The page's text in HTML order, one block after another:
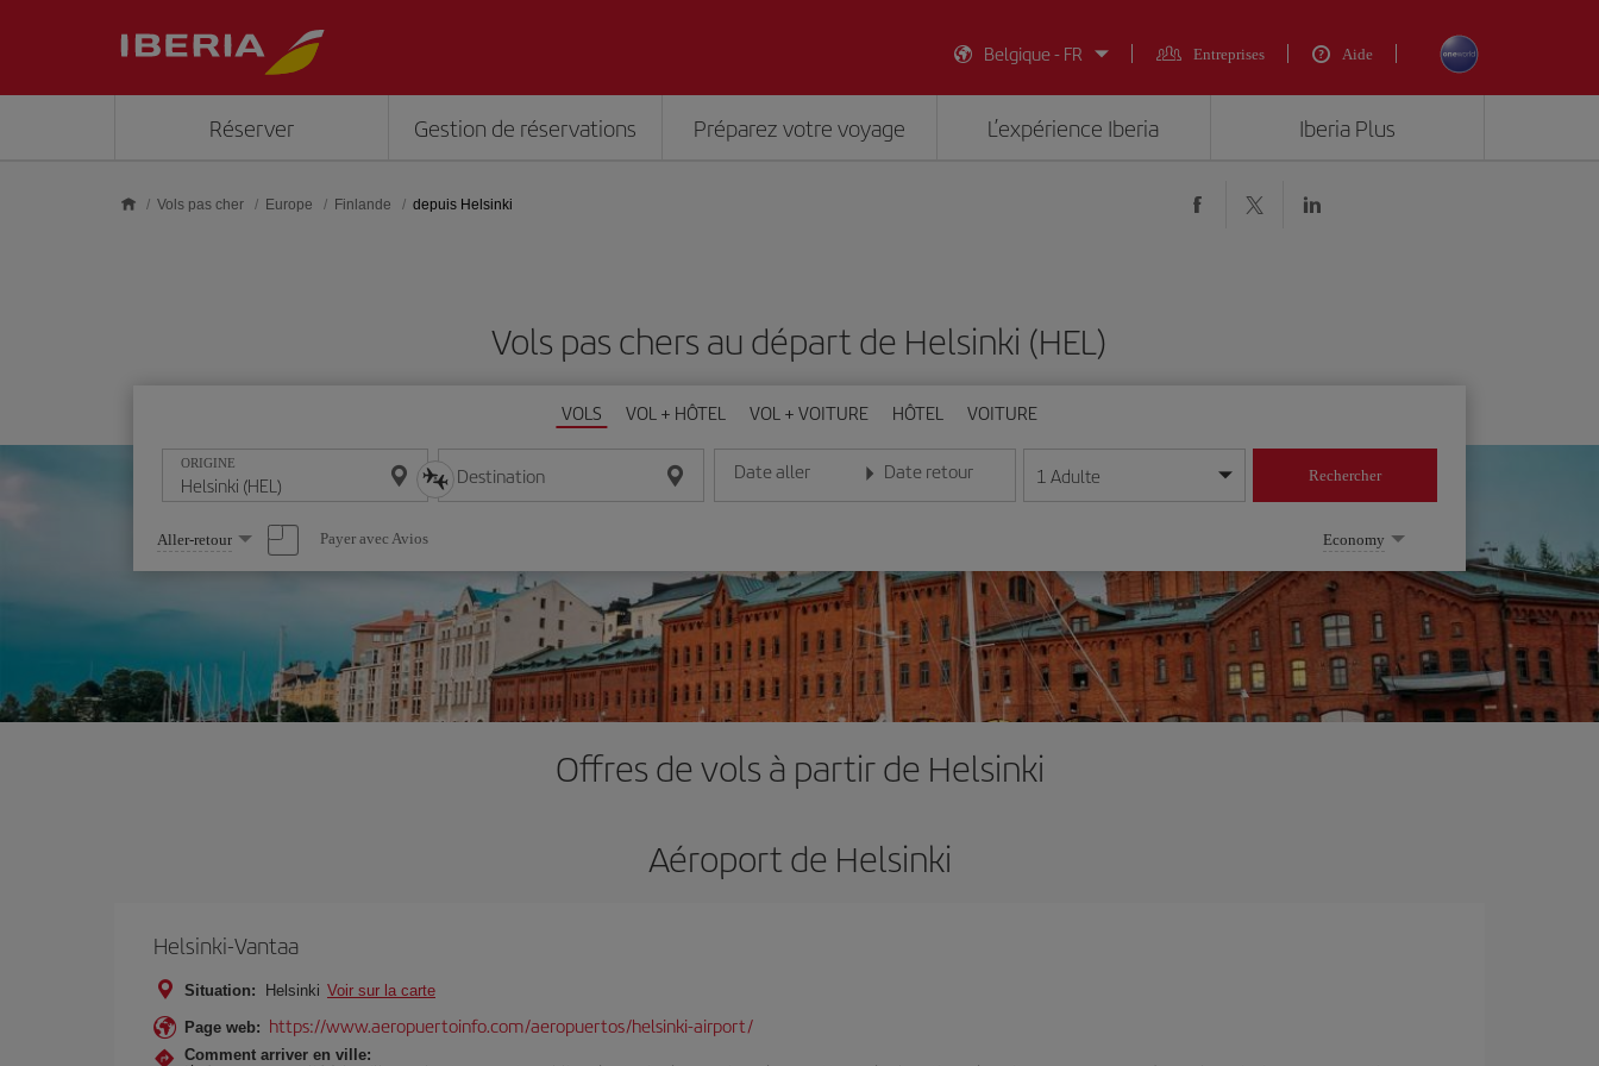
Belgique - FR
Entreprises Aide
Réserver Gestion de réservations Préparez votre voyage L’expérience Iberia Iberia Plus
Vols pas cher Europe Finlande depuis Helsinki
Vols pas chers au départ de Helsinki (HEL)
VOLS VOL + HÔTEL VOL + VOITURE HÔTEL VOITURE
ORIGINE Destination Date aller
Entrez la date au format jour/mois/année
Date retour
Entrez la date au format jour/mois/année
1 Adulte Rechercher
Sélectionnez
une
option
Aller-retour Payer avec Avios Economy
Offres de vols à partir de Helsinki
Aéroport de Helsinki
Helsinki-Vantaa
Situation: Helsinki Voir sur la carte
Page web: https://www.aeropuertoinfo.com/aeropuertos/helsinki-airport/
Comment arriver en ville: